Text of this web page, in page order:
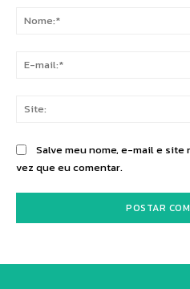
Salve meu nome, e-mail e site
vez que eu comentar.